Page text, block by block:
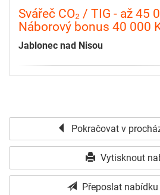
Svářeč CO₂ / TIG - až 45
Náborový bonus 40 000
Jablonec nad Nisou
Pokračovat v
Vytisknout
Přeposlat